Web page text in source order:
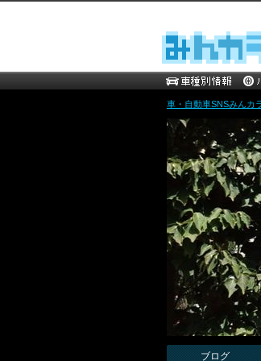
車・自動車SNSみんカ
ブログ